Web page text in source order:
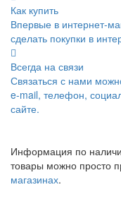
Как купить
Впервые в интернет-
сделать покупки в
Всегда на связи
Связаться с нами
e-mail, телефон,
сайте.
Информация по
товары можно просто
магазинах.